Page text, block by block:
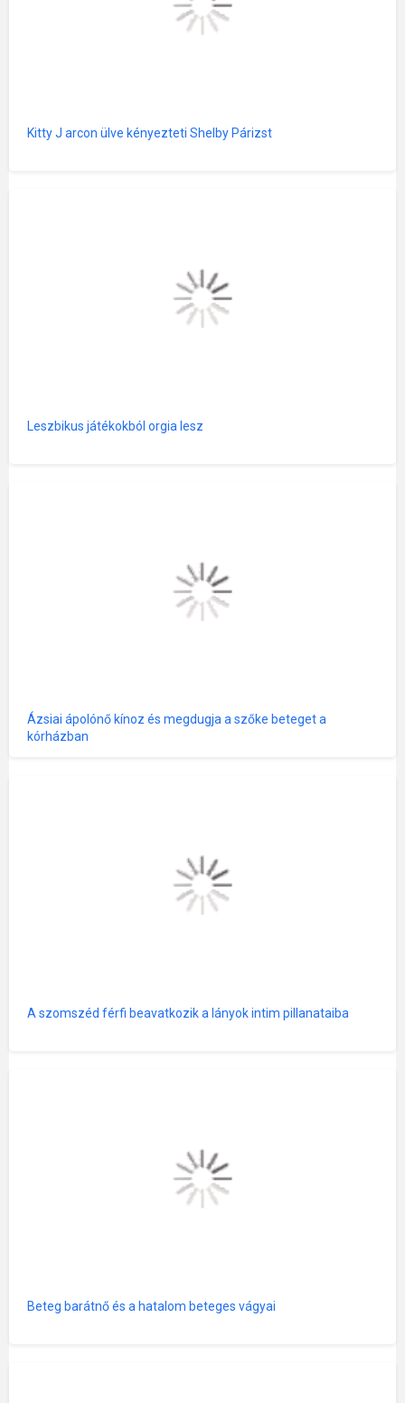
Kitty J arcon ülve kényezteti Shelby Párizst
Leszbikus játékokból orgia lesz
Ázsiai ápolónő kínoz és megdugja a szőke beteget a
kórházban
A szomszéd férfi beavatkozik a lányok intim pillanataiba
Beteg barátnő és a hatalom beteges vágyai